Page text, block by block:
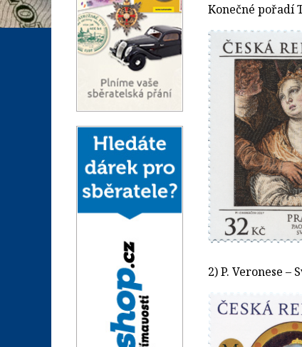
Konečné pořadí
2) P. Veronese –